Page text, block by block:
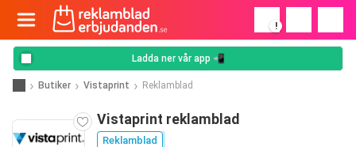
!
Ladda ner vår app 📲
Butiker Vistaprint Reklamblad
Vistaprint reklamblad
Reklamblad